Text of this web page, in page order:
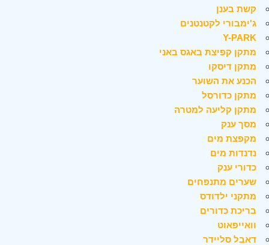
קשת בענן
ג'ימבורי לקטנטנים
Y-PARK
מתקן קפיצת באגס באני
מתקן דיסקו
הכנע את השוער
מתקן כדורסל
מתקן קליעה למטרה
מסך ענק
מקפצת מים
נדנדות מים
כדורי ענק
שערים מתנפחים
מתקני ילדודס
בריכת כדורים
וואייפאוט
דאבל סליידר